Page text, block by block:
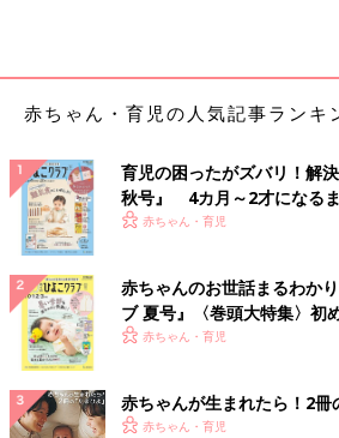
赤ちゃん・育児の人気記事ランキ
育児の困ったがズバリ！解
秋号』 4カ月～2才になる
いっぱい！
赤ちゃん・育児
赤ちゃんのお世話まるわか
ブ 夏号』〈巻頭大特集〉初
く！ おっぱい・ミルクの基
赤ちゃん・育児
赤ちゃんが生まれたら！2冊
赤ちゃん・育児